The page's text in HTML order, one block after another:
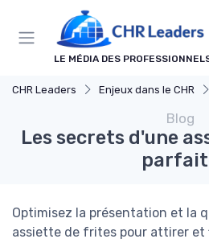
LE MÉDIA DES
CHR Leaders Enjeux dans le CHR
Blog
Les secrets d'une
Optimisez la présentation et la
assiette de frites pour attirer et
Panneau de gestion des cookies